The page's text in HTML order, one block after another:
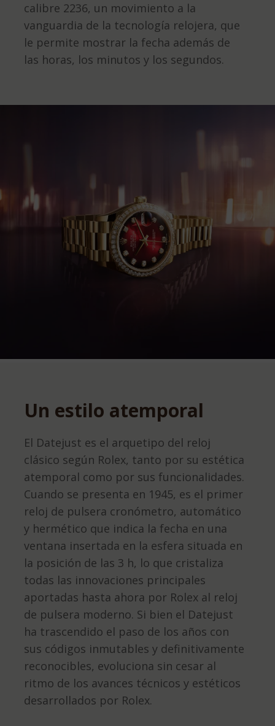
calibre 2236, un movimiento a la
vanguardia de la tecnología relojera, que
le permite mostrar la fecha además de
las horas, los minutos y los segundos.
Un estilo atemporal
El Datejust es el arquetipo del reloj
clásico según Rolex, tanto por su estética
atemporal como por sus funcionalidades.
Cuando se presenta en 1945, es el primer
reloj de pulsera cronómetro, automático
y hermético que indica la fecha en una
ventana insertada en la esfera situada en
la posición de las 3 h, lo que cristaliza
todas las innovaciones principales
aportadas hasta ahora por Rolex al reloj
de pulsera moderno. Si bien el Datejust
ha trascendido el paso de los años con
sus códigos inmutables y definitivamente
reconocibles, evoluciona sin cesar al
ritmo de los avances técnicos y estéticos
desarrollados por Rolex.